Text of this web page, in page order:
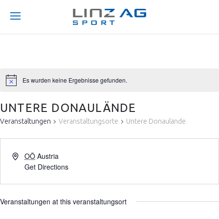
Es wurden keine Ergebnisse gefunden.
UNTERE DONAULÄNDE
Veranstaltungen Veranstaltungsorte Untere Donaulände
OÖ Austria
Get Directions
Veranstaltungen at this veranstaltungsort